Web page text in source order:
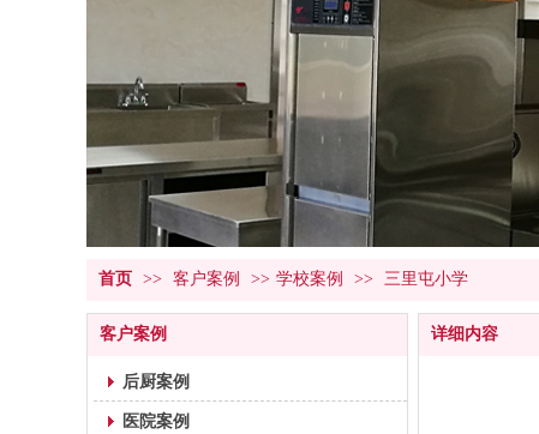
首页 >> 客户案例 >> 学校案例 >> 三里屯小学
客户案例
后厨案例
医院案例
详细内容